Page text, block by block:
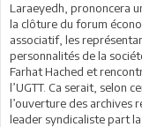
Laraeyedh, prononcera
la clôture du forum
associatif, les
personnalités de la
Farhat Hached et
l’UGTT. Ca serait, selon
l’ouverture des archives
leader syndicaliste part